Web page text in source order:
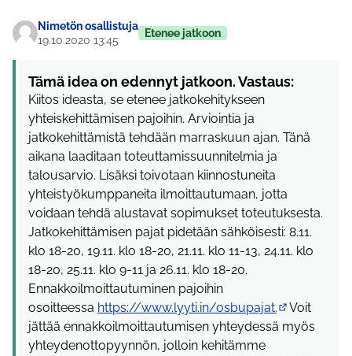
Nimetön osallistuja
19.10.2020 13:45
Etenee jatkoon
Tämä idea on edennyt jatkoon. Vastaus:
Kiitos ideasta, se etenee jatkokehitykseen
yhteiskehittämisen pajoihin. Arviointia ja
jatkokehittämistä tehdään marraskuun ajan. Tänä
aikana laaditaan toteuttamissuunnitelmia ja
talousarvio. Lisäksi toivotaan kiinnostuneita
yhteistyökumppaneita ilmoittautumaan, jotta
voidaan tehdä alustavat sopimukset toteutuksesta.
Jatkokehittämisen pajat pidetään sähköisesti: 8.11.
klo 18-20, 19.11. klo 18-20, 21.11. klo 11-13, 24.11. klo
18-20, 25.11. klo 9-11 ja 26.11. klo 18-20.
Ennakkoilmoittautuminen pajoihin
osoitteessa https://www.lyyti.in/osbupajat.
(Ulkoinen
Voit
jättää ennakkoilmoittautumisen yhteydessä myös
yhteydenottopyynnön, jolloin kehitämme